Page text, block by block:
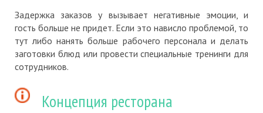
Задержка заказов у вызывает негативные эмоции, и
гость больше не придет. Если это нависло проблемой, то
тут либо нанять больше рабочего персонала и делать
заготовки блюд или провести специальные тренинги для
сотрудников.
Концепция ресторана